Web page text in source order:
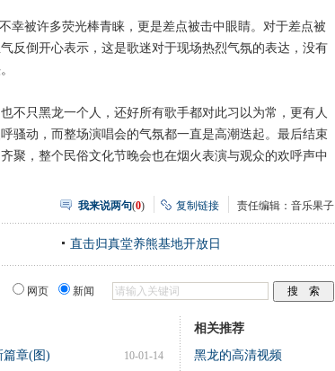
被许多荧光棒青睐，更是差点被击中眼睛。对于差点被
反倒开心表示，这是歌迷对于现场热烈气氛的表达，没有
只黑龙一个人，还好所有歌手都对此习以为常，更有人
骚动，而整场演唱会的气氛都一直是高潮迭起。最后结束
聚，整个民俗文化节晚会也在烟火表演与观众的欢呼声中
我来说两句(0) 复制链接 责任编辑：音乐果子
直击归真堂养熊基地开放日
网页 新闻
10-01-14
篇章(图)
相关推荐
黑龙的高清视频